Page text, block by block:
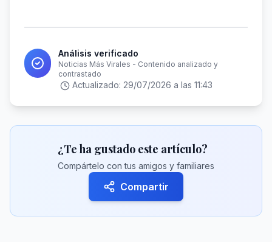
Análisis verificado
Noticias Más Virales - Contenido analizado y
contrastado
Actualizado: 29/07/2026 a las 11:43
¿Te ha gustado este artículo?
Compártelo con tus amigos y familiares
Compartir